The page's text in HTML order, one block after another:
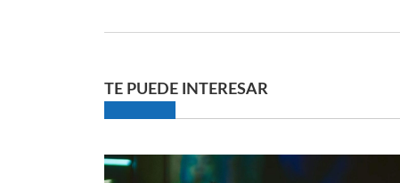
TE PUEDE INTERESAR